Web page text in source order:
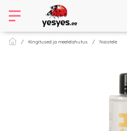
Kingitused ja meelelahutus Naistele